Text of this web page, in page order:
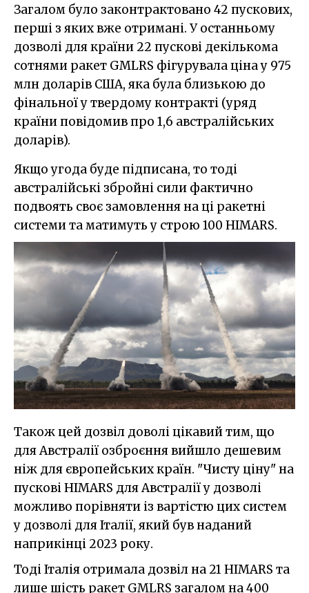
Загалом було законтрактовано 42 пускових,
перші з яких вже отримані. У останньому
дозволі для країни 22 пускові декількома
сотнями ракет GMLRS фігурувала ціна у 975
млн доларів США, яка була близькою до
фінальної у твердому контракті (уряд
країни повідомив про 1,6 австралійських
доларів).
Якщо угода буде підписана, то тоді
австралійські збройні сили фактично
подвоять своє замовлення на ці ракетні
системи та матимуть у строю 100 HIMARS.
Також цей дозвіл доволі цікавий тим, що
для Австралії озброєння вийшло дешевим
ніж для європейських країн. "Чисту ціну" на
пускові HIMARS для Австралії у дозволі
можливо порівняти із вартістю цих систем
у дозволі для Італії, який був наданий
наприкінці 2023 року.
Тоді Італія отримала дозвіл на 21 HIMARS та
лише шість ракет GMLRS загалом на 400